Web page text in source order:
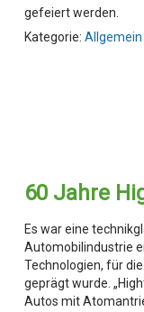
gefeiert werden.
Kategorie: Allgemein
60 Jahre
Es war eine
Automobilindustrie
Technologien, für
geprägt wurde.
Autos mit